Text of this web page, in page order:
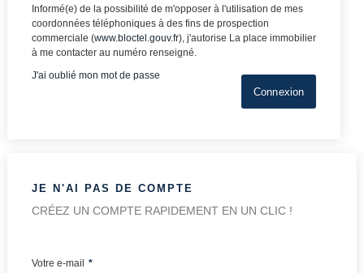
Informé(e) de la possibilité de m'opposer à l'utilisation de mes
coordonnées téléphoniques à des fins de prospection
commerciale (www.bloctel.gouv.fr), j'autorise La place immobilier
à me contacter au numéro renseigné.
J'ai oublié mon mot de passe
JE N'AI PAS DE COMPTE
CRÉEZ UN COMPTE RAPIDEMENT EN UN CLIC !
Votre e-mail *